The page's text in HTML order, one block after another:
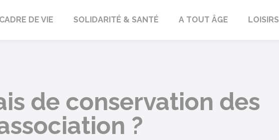
CADRE DE VIE SOLIDARITÉ & SANTÉ A TOUT ÂGE LOISIRS
de conservation des
?